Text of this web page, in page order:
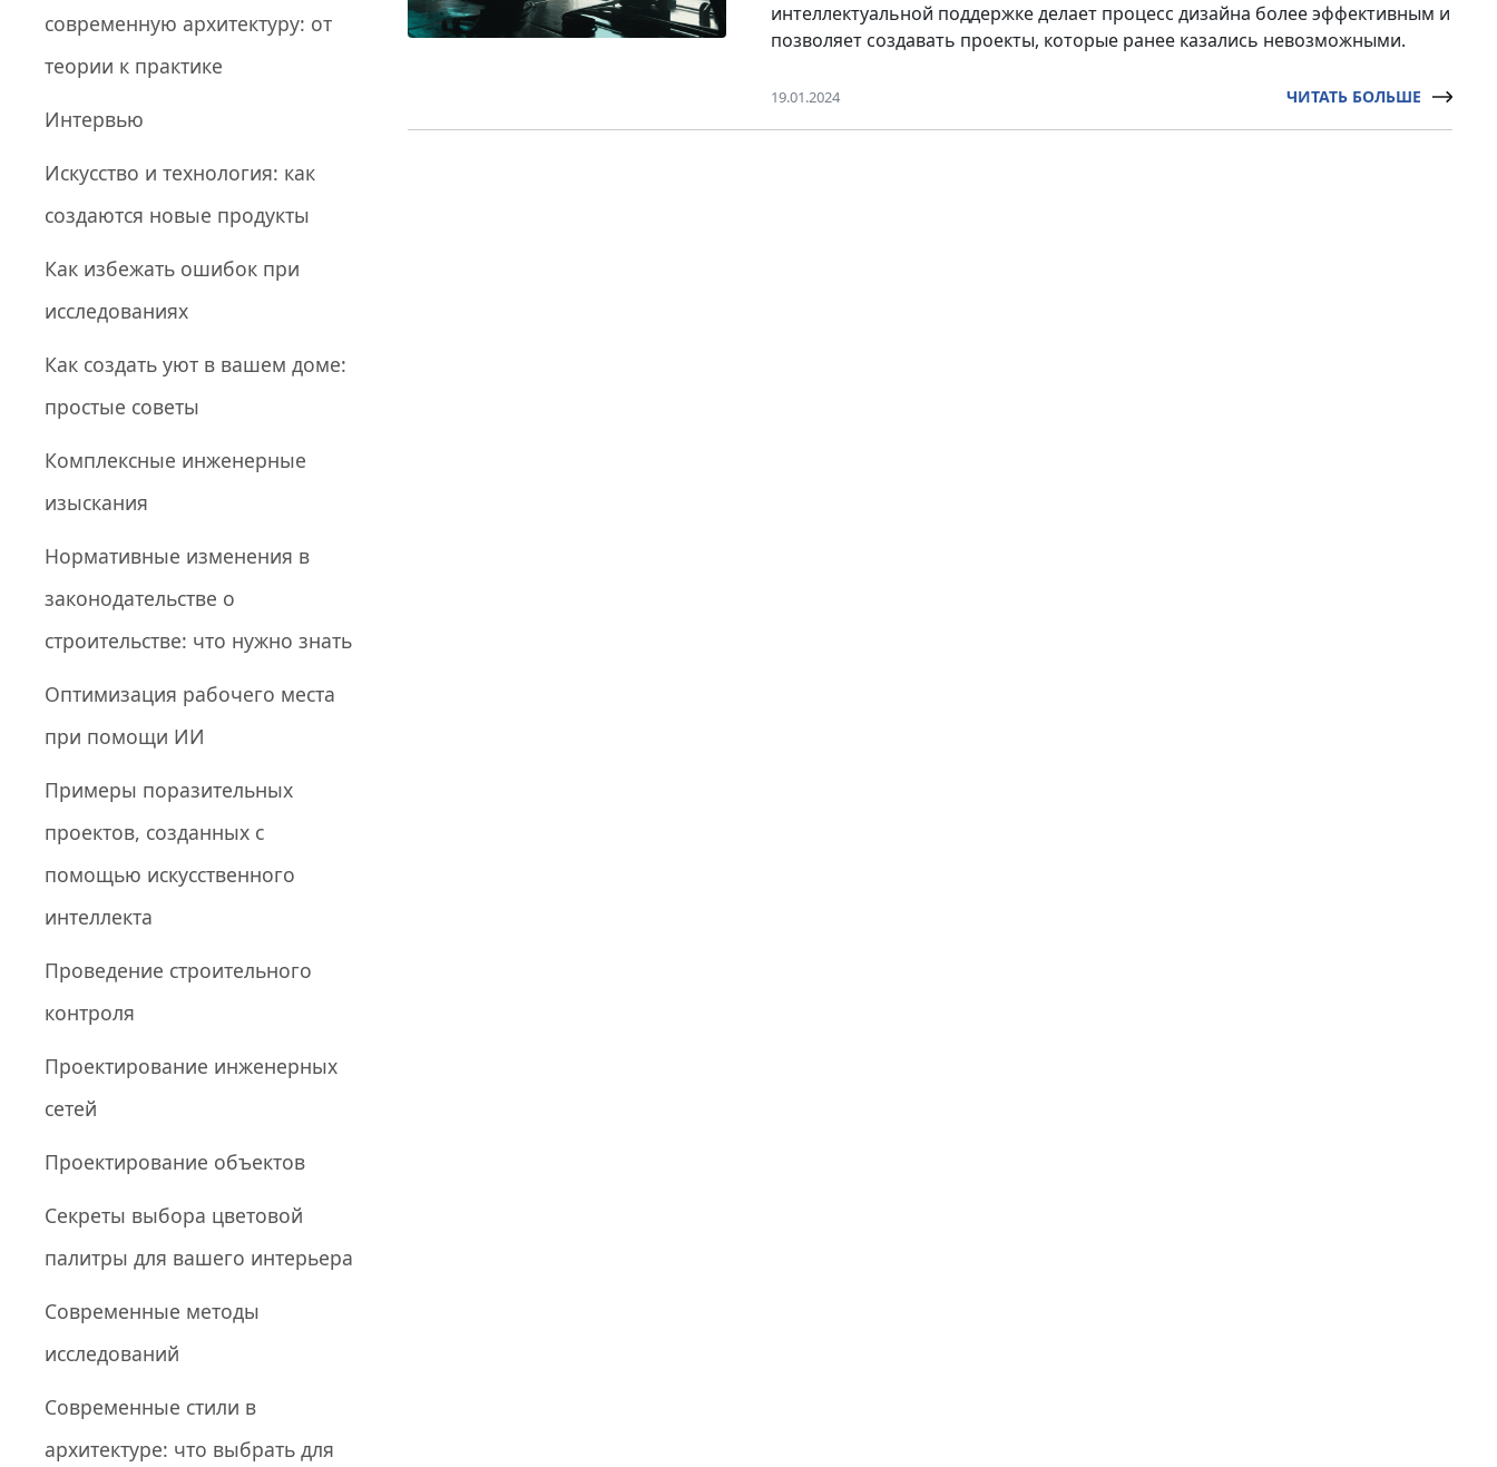
современную архитектуру: от
теории к практике
Интервью
Искусство и технология: как
создаются новые продукты
Как избежать ошибок при
исследованиях
Как создать уют в вашем доме:
простые советы
Комплексные инженерные
изыскания
Нормативные изменения в
законодательстве о
строительстве: что нужно знать
Оптимизация рабочего места
при помощи ИИ
Примеры поразительных
проектов, созданных с
помощью искусственного
интеллекта
Проведение строительного
контроля
Проектирование инженерных
сетей
Проектирование объектов
Секреты выбора цветовой
палитры для вашего интерьера
Современные методы
исследований
Современные стили в
архитектуре: что выбрать для
интеллектуальной поддержке делает процесс дизайна более эффективным и
позволяет создавать проекты, которые ранее казались невозможными.
19.01.2024 ЧИТАТЬ БОЛЬШЕ